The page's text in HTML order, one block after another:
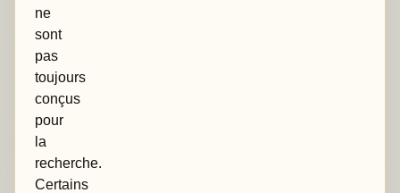
ne
sont
pas
toujours
conçus
pour
la
recherche.
Certains